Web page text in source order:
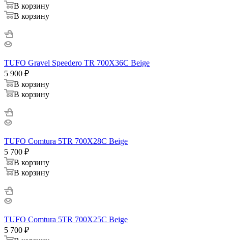
В корзину
В корзину
TUFO Gravel Speedero TR 700X36C Beige
5 900 ₽
В корзину
В корзину
TUFO Comtura 5TR 700X28C Beige
5 700 ₽
В корзину
В корзину
TUFO Comtura 5TR 700X25C Beige
5 700 ₽